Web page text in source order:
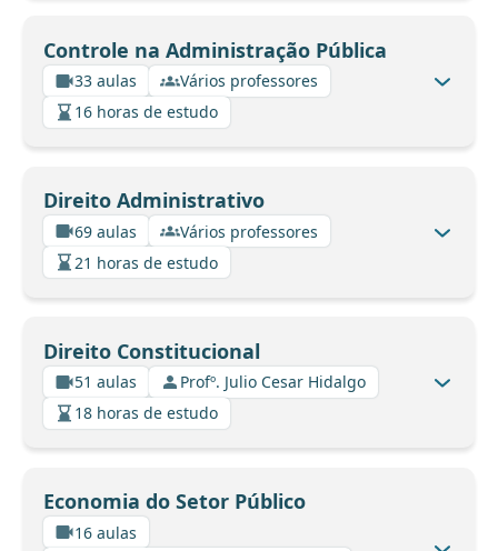
Controle na Administração Pública
33 aulas
Vários professores
16 horas de estudo
Direito Administrativo
69 aulas
Vários professores
21 horas de estudo
Direito Constitucional
51 aulas
Profº. Julio Cesar Hidalgo
18 horas de estudo
Economia do Setor Público
16 aulas